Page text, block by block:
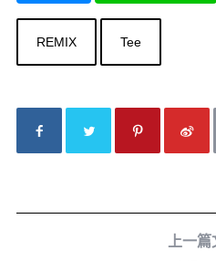
REMIX Tee
上一